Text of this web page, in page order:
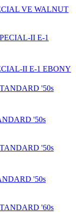
VE WALNUT
II E-1 EBONY
'50s
'50s